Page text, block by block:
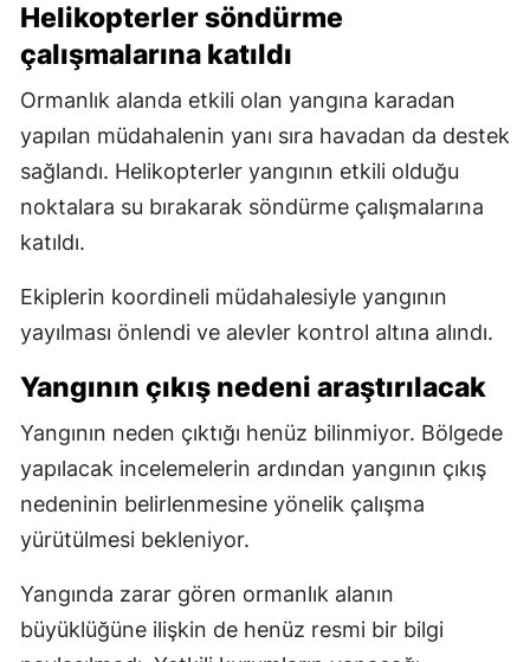
Helikopterler söndürme
çalışmalarına katıldı
Ormanlık alanda etkili olan yangına karadan
yapılan müdahalenin yanı sıra havadan da destek
sağlandı. Helikopterler yangının etkili olduğu
noktalara su bırakarak söndürme çalışmalarına
katıldı.
Ekiplerin koordineli müdahalesiyle yangının
yayılması önlendi ve alevler kontrol altına alındı.
Yangının çıkış nedeni araştırılacak
Yangının neden çıktığı henüz bilinmiyor. Bölgede
yapılacak incelemelerin ardından yangının çıkış
nedeninin belirlenmesine yönelik çalışma
yürütülmesi bekleniyor.
Yangında zarar gören ormanlık alanın
büyüklüğüne ilişkin de henüz resmi bir bilgi